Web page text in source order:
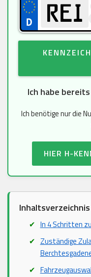
Ich habe
Ich benötige nur die
HIER H-
Inhaltsverzeichnis
In 4 Schritten
Zuständige